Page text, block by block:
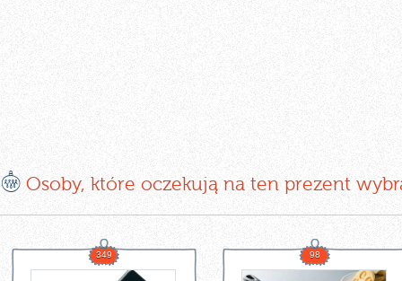
E Osoby, które oczekują na ten prezent
349 98